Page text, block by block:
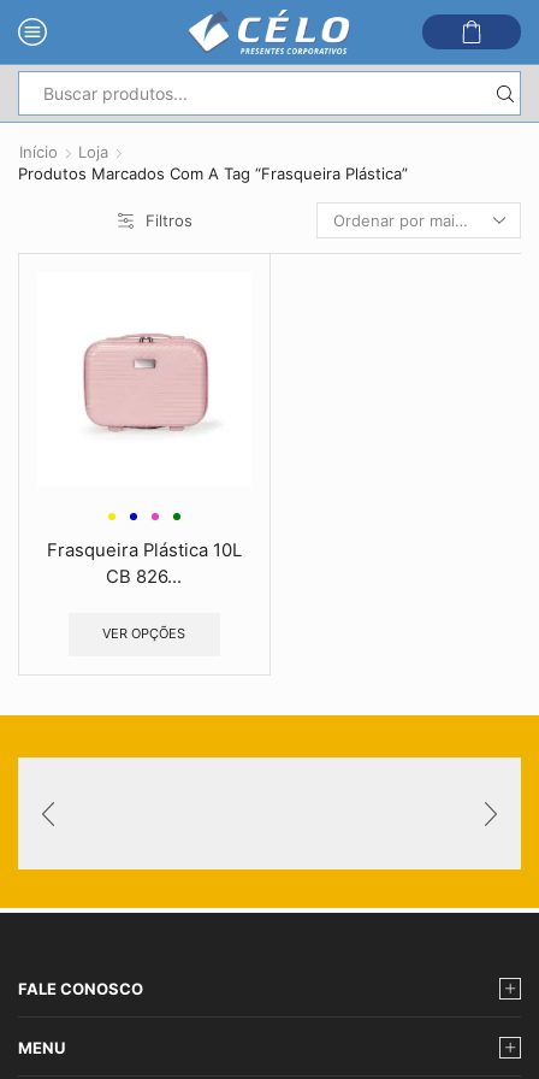
de
Início
Loja
Produtos Marcados Com A Tag “Frasqueira Plástica”
Filtros
Frasqueira Plástica 10L
CB 826...
VER OPÇÕES
FALE CONOSCO
MENU